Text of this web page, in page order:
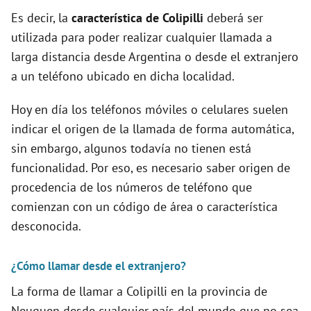
d
e
Es decir, la característica de Colipilli deberá ser
utilizada para poder realizar cualquier llamada a
larga distancia desde Argentina o desde el extranjero
a un teléfono ubicado en dicha localidad.
Hoy en día los teléfonos móviles o celulares suelen
indicar el origen de la llamada de forma automática,
sin embargo, algunos todavía no tienen está
funcionalidad. Por eso, es necesario saber origen de
procedencia de los números de teléfono que
comienzan con un código de área o característica
desconocida.
¿Cómo llamar desde el extranjero?
La forma de llamar a Colipilli en la provincia de